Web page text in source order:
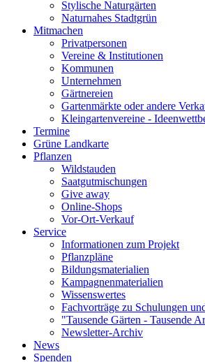
Stylische Naturgärten
Naturnahes Stadtgrün
Mitmachen
Privatpersonen
Vereine & Institutionen
Kommunen
Unternehmen
Gärtnereien
Gartenmärkte oder andere
Kleingartenvereine -
Termine
Grüne Landkarte
Pflanzen
Wildstauden
Saatgutmischungen
Give away
Online-Shops
Vor-Ort-Verkauf
Service
Informationen zum Projekt
Pflanzpläne
Bildungsmaterialien
Kampagnenmaterialien
Wissenswertes
Fachvorträge zu Schulungen
"Tausende Gärten - Tausende
Newsletter-Archiv
News
Spenden